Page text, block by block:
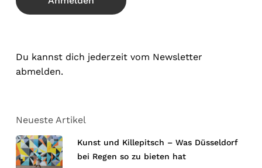
Du kannst dich jederzeit vom Newsletter
abmelden.
Neueste Artikel
Kunst und Killepitsch – Was Düsseldorf
bei Regen so zu bieten hat